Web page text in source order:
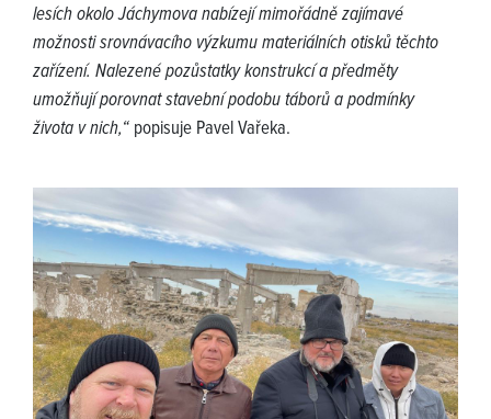
lesích okolo Jáchymova nabízejí mimořádně zajímavé
možnosti srovnávacího výzkumu materiálních otisků těchto
zařízení. Nalezené pozůstatky konstrukcí a předměty
umožňují porovnat stavební podobu táborů a podmínky
života v nich,“ popisuje Pavel Vařeka.